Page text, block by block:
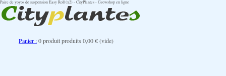
Paire de yoyos de suspension Easy Roll (x2) - CityPlantes - Growshop en ligne
Panier :0produitproduits 0,00 €(vide)